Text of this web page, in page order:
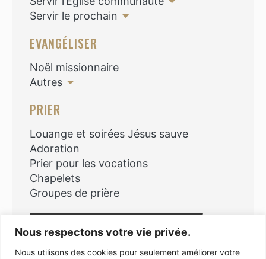
Nous respectons votre vie privée.
Nous utilisons des cookies pour seulement améliorer votre
Servir le prochain
EVANGÉLISER
Noël missionnaire
Autres
PRIER
Louange et soirées Jésus sauve
Adoration
Prier pour les vocations
Chapelets
Groupes de prière